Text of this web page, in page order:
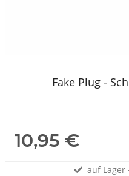
Fake Plug -
10,95 €
auf Lager